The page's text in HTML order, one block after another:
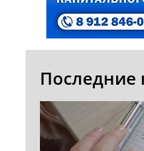
Последние